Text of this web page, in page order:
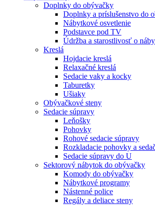
Doplnky do obývačky
Doplnky a príslušenstvo do
Nábytkové osvetlenie
Podstavce pod TV
Údržba a starostlivosť o
Kreslá
Hojdacie kreslá
Relaxačné kreslá
Sedacie vaky a kocky
Taburetky
Ušiaky
Obývačkové steny
Sedacie súpravy
Leňošky
Pohovky
Rohové sedacie súpravy
Rozkladacie pohovky a
Sedacie súpravy do U
Sektorový nábytok do obývačky
Komody do obývačky
Nábytkové programy
Nástenné police
Regály a deliace steny